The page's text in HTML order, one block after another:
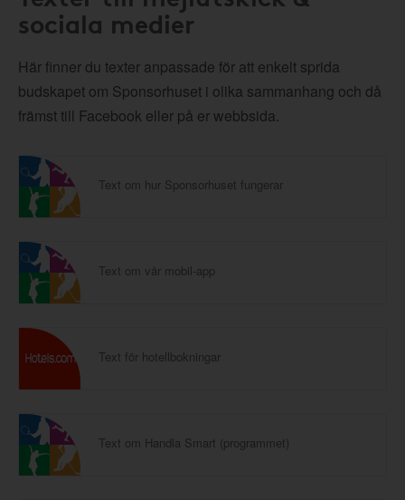
sociala medier
Här finner du texter anpassade för att enkelt sprida
budskapet om Sponsorhuset i olika sammanhang och då
främst till Facebook eller på er webbsida.
Text om hur Sponsorhuset fungerar
Text om vår mobil-app
Text för hotellbokningar
Text om Handla Smart (programmet)